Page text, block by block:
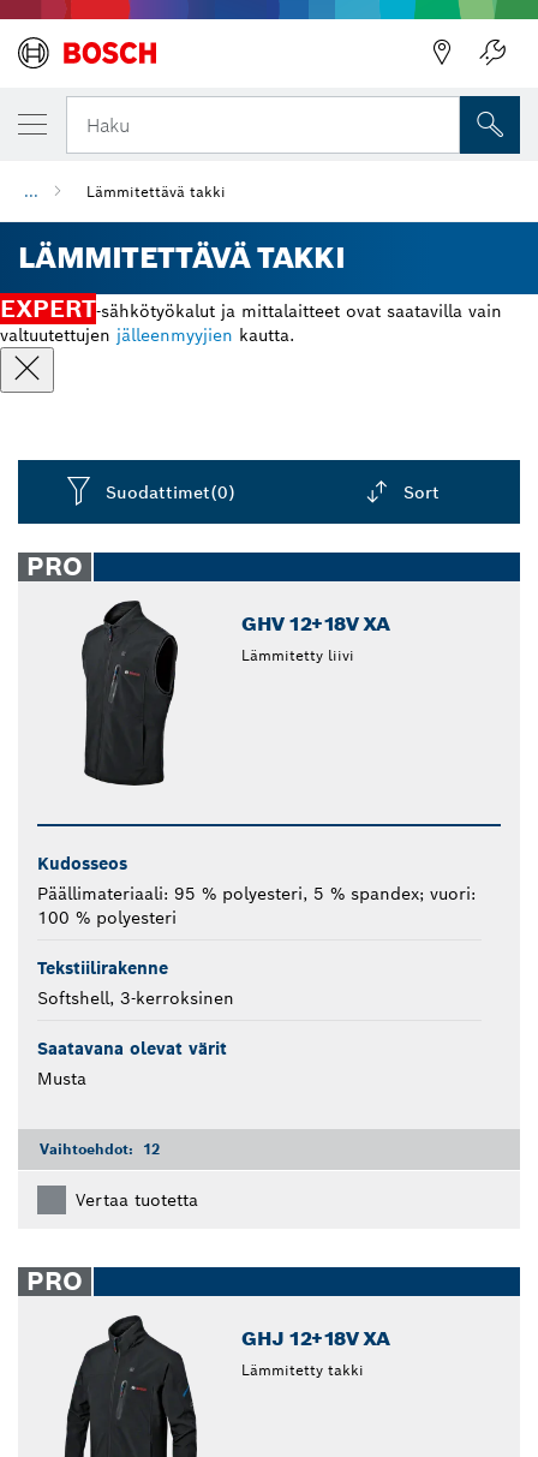
Haku
... Lämmitettävä takki
LÄMMITETTÄVÄ TAKKI
EXPERT-sähkötyökalut ja mittalaitteet ovat saatavilla vain
valtuutettujen jälleenmyyjien kautta.
Suodattimet(0) Sort
closed
PRO
GHV 12+18V XA
Lämmitetty liivi
Kudosseos
Päällimateriaali: 95 % polyesteri, 5 % spandex; vuori:
100 % polyesteri
Tekstiilirakenne
Softshell, 3-kerroksinen
Saatavana olevat värit
Musta
Vaihtoehdot: 12
Vertaa tuotetta
PRO
GHJ 12+18V XA
Lämmitetty takki